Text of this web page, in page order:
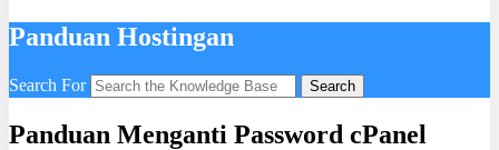
Panduan Hostingan
Search For Search
Panduan Menganti Password cPanel